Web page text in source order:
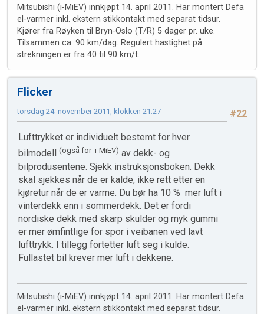
Mitsubishi (i-MiEV) innkjøpt 14. april 2011. Har montert Defa
el-varmer inkl. ekstern stikkontakt med separat tidsur.
Kjører fra Røyken til Bryn-Oslo (T/R) 5 dager pr. uke.
Tilsammen ca. 90 km/dag. Regulert hastighet på
strekningen er fra 40 til 90 km/t.
Flicker
#22
torsdag 24. november 2011, klokken 21:27
Lufttrykket er individuelt bestemt for hver
bilmodell
(også for i-MiEV) av dekk- og
bilprodusentene. Sjekk instruksjonsboken. Dekk
skal sjekkes når de er kalde, ikke rett etter en
kjøretur når de er varme. Du bør ha 10 % mer luft i
vinterdekk enn i sommerdekk. Det er fordi
nordiske dekk med skarp skulder og myk gummi
er mer ømfintlige for spor i veibanen ved lavt
lufttrykk. I tillegg fortetter luft seg i kulde.
Fullastet bil krever mer luft i dekkene.
Mitsubishi (i-MiEV) innkjøpt 14. april 2011. Har montert Defa
el-varmer inkl. ekstern stikkontakt med separat tidsur.